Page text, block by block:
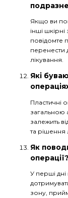
Якщо ви
інші
повідомте
перенести
лікування.
Які
Пластичні
загальною
залежить
та рішення
Як
операції?
У перші
зону,